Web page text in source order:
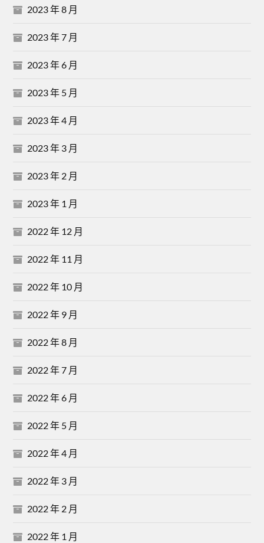
2023 年 8 月
2023 年 7 月
2023 年 6 月
2023 年 5 月
2023 年 4 月
2023 年 3 月
2023 年 2 月
2023 年 1 月
2022 年 12 月
2022 年 11 月
2022 年 10 月
2022 年 9 月
2022 年 8 月
2022 年 7 月
2022 年 6 月
2022 年 5 月
2022 年 4 月
2022 年 3 月
2022 年 2 月
2022 年 1 月